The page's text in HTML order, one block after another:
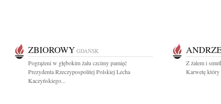
ZBIOROWY GDAŃSK
Pogrążeni w głębokim żalu czcimy pamięć
Prezydenta Rzeczypospolitej Polskiej Lecha
Kaczyńskiego...
Z żalem i
Karwetę